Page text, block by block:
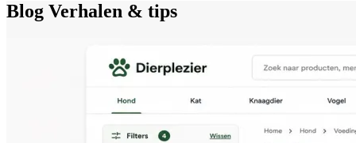
Blog Verhalen & tips